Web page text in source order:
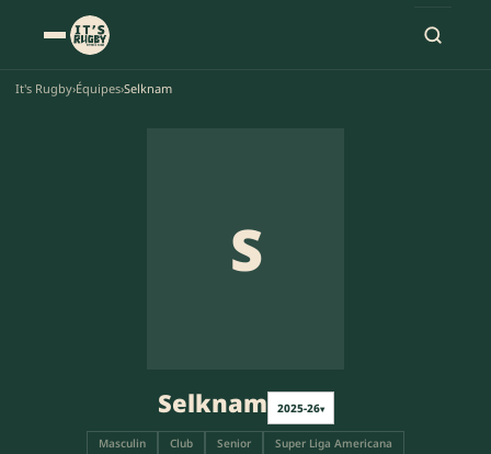
It's Rugby›Équipes›Selknam
S
Selknam 2025-26▾
Masculin Club Senior Super Liga Americana